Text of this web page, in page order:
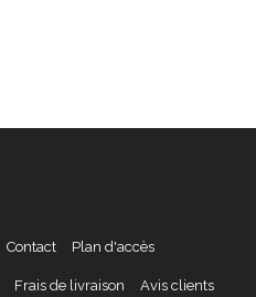
Contact Plan d'accès
Frais de livraison Avis clients